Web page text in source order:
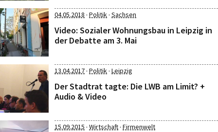
04.05.2018 · Politik· Sachsen
Video: Sozialer Wohnungsbau in Leipzig in
der Debatte am 3. Mai
13.04.2017· Politik· Leipzig
Der Stadtrat tagte: Die LWB am Limit? +
Audio & Video
15.09.2015 · Wirtschaft· Firmenwelt